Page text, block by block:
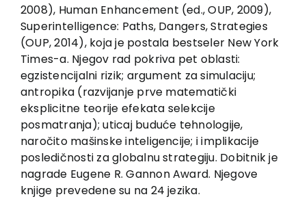
2008), Human Enhancement (ed., OUP, 2009),
Superintelligence: Paths, Dangers, Strategies
(OUP, 2014), koja je postala bestseler New York
Times-a. Njegov rad pokriva pet oblasti:
egzistencijalni rizik; argument za simulaciju;
antropika (razvijanje prve matematički
eksplicitne teorije efekata selekcije
posmatranja); uticaj buduće tehnologije,
naročito mašinske inteligencije; i implikacije
posledičnosti za globalnu strategiju. Dobitnik je
nagrade Eugene R. Gannon Award. Njegove
knjige prevedene su na 24 jezika.